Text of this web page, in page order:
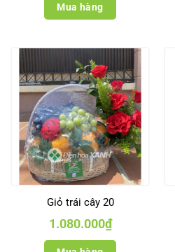
Mua hàng
Giỏ trái cây 20
1.080.000₫